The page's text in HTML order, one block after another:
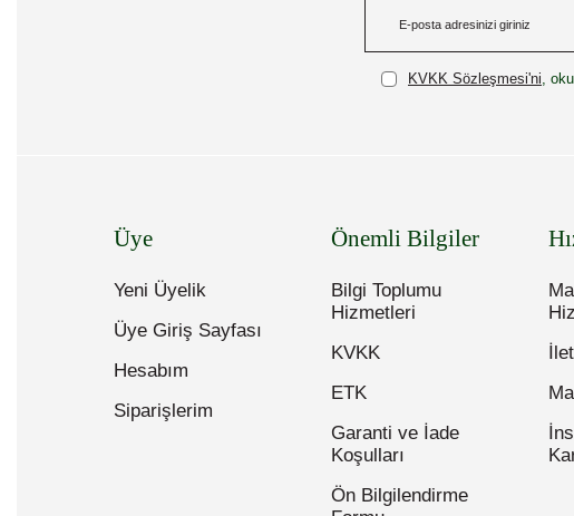
KVKK Sözleşmesi'ni ,
Üye
Yeni Üyelik
Üye Giriş Sayfası
Hesabım
Siparişlerim
Önemli Bilgiler
Bilgi Toplumu
Hizmetleri
KVKK
ETK
Garanti ve İade
Koşulları
Ön Bilgilendirme